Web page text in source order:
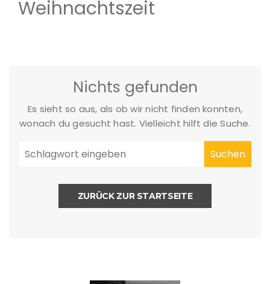
Weihnachtszeit
Nichts gefunden
Es sieht so aus, als ob wir nicht finden konnten,
wonach du gesucht hast. Vielleicht hilft die Suche.
ZURÜCK ZUR STARTSEITE